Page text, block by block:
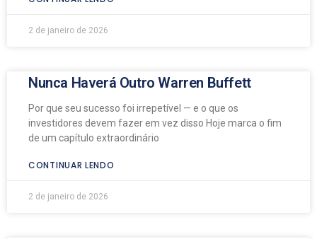
2 de janeiro de 2026
Nunca Haverá Outro Warren Buffett
Por que seu sucesso foi irrepetível — e o que os
investidores devem fazer em vez disso Hoje marca o fim
de um capítulo extraordinário
CONTINUAR LENDO
2 de janeiro de 2026